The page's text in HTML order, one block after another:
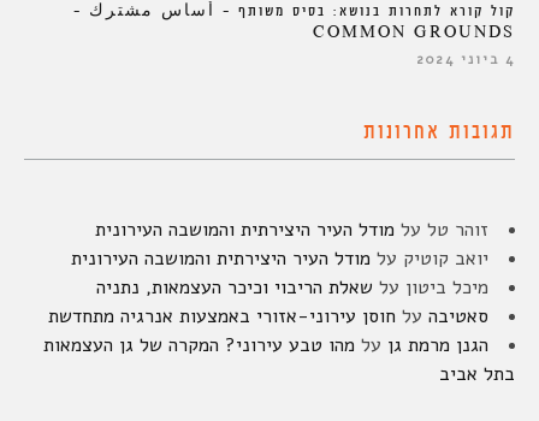
קול קורא לתחרות בנושא: בסיס משותף – أساس مشترك –
COMMON GROUNDS
4 ביוני 2024
תגובות אחרונות
זוהר טל על מודל העיר היצירתית והמושבה העירונית
יואב קוטיק על מודל העיר היצירתית והמושבה העירונית
מיכל ביטון על שאלת הריבוי וכיכר העצמאות, נתניה
סאטיבה על חוסן עירוני-אזורי באמצעות אנרגיה מתחדשת
הגנן מרמת גן על מהו טבע עירוני? המקרה של גן העצמאות
בתל אביב